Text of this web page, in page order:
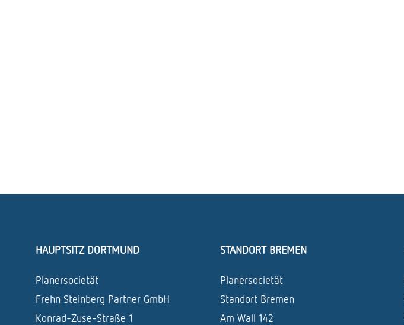
HAUPTSITZ DORTMUND
Planersocietät
Frehn Steinberg Partner GmbH
Konrad-Zuse-Straße 1
STANDORT BREMEN
Planersocietät
Standort Bremen
Am Wall 142